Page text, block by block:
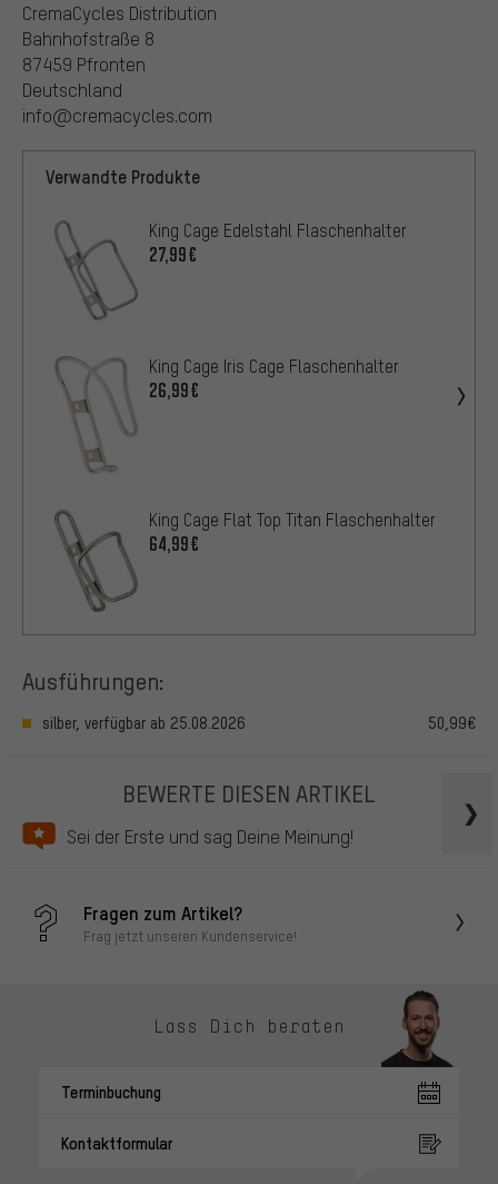
CremaCycles Distribution
Bahnhofstraße 8
87459 Pfronten
Deutschland
info@cremacycles.com
Verwandte Produkte
King Cage Edelstahl Flaschenhalter
27,99€
King Cage Iris Cage Flaschenhalter
26,99€
King Cage Flat Top Titan Flaschenhalter
64,99€
Ausführungen:
silber, verfügbar ab 25.08.2026 50,99€
BEWERTE DIESEN ARTIKEL
Sei der Erste und sag Deine Meinung!
Fragen zum Artikel?
Frag jetzt unseren Kundenservice!
Lass Dich beraten
Terminbuchung
Kontaktformular